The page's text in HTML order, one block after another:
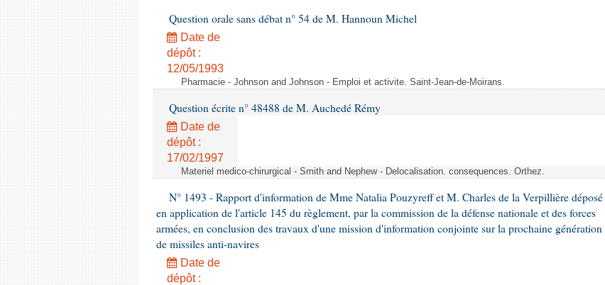
Question orale sans débat n° 54 de M. Hannoun Michel
Date de
dépôt :
12/05/1993
Pharmacie - Johnson and Johnson - Emploi et activite. Saint-Jean-de-Moirans.
Question écrite n° 48488 de M. Auchedé Rémy
Date de
dépôt :
17/02/1997
Materiel medico-chirurgical - Smith and Nephew - Delocalisation. consequences. Orthez.
N° 1493 - Rapport d'information de Mme Natalia Pouzyreff et M. Charles de la Verpillière déposé
en application de l'article 145 du règlement, par la commission de la défense nationale et des forces
armées, en conclusion des travaux d'une mission d'information conjointe sur la prochaine génération
de missiles anti-navires
Date de
dépôt :